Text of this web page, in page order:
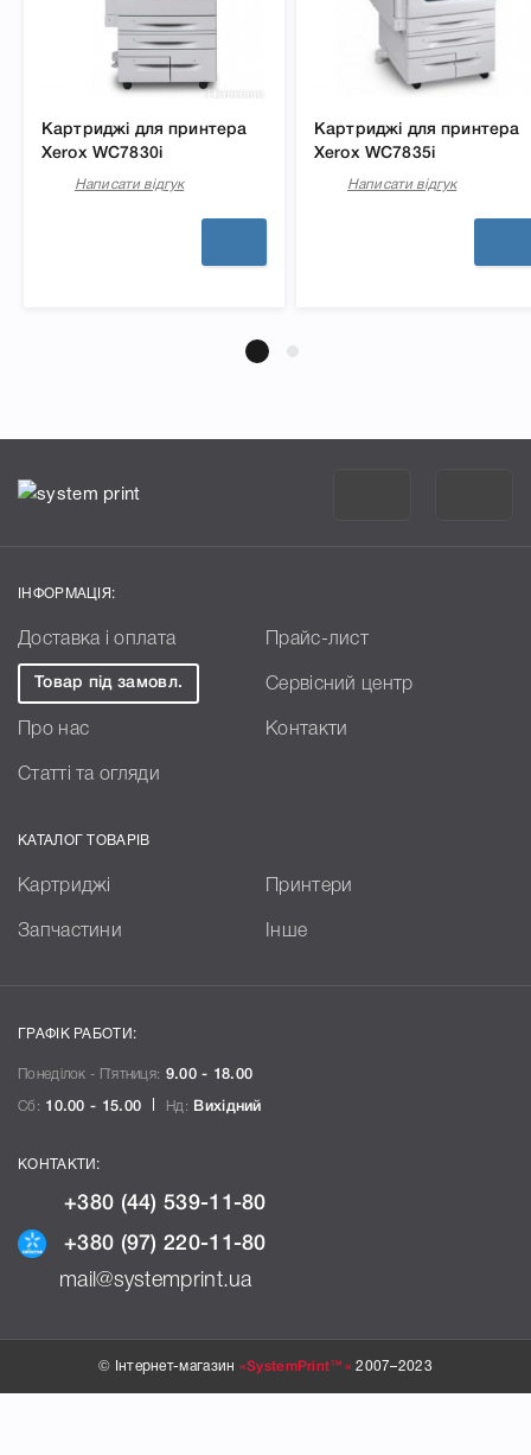
Картриджі для принтера
Xerox WC7830i
Написати відгук
Картриджі для принтера
Xerox WC7835i
Написати відгук
ІНФОРМАЦІЯ:
Доставка і оплата Прайс-лист
Товар під замовл. Сервісний центр
Про нас Контакти
Статті та огляди
КАТАЛОГ ТОВАРІВ
Картриджі Принтери
Запчастини Інше
ГРАФІК РАБОТИ:
Понеділок - П`ятниця: 9.00 - 18.00
Сб: 10.00 - 15.00 Нд: Вихідний
КОНТАКТИ:
+380 (44) 539-11-80
+380 (97) 220-11-80
mail@systemprint.ua
© Інтернет-магазин «SystemPrint™» 2007–2023